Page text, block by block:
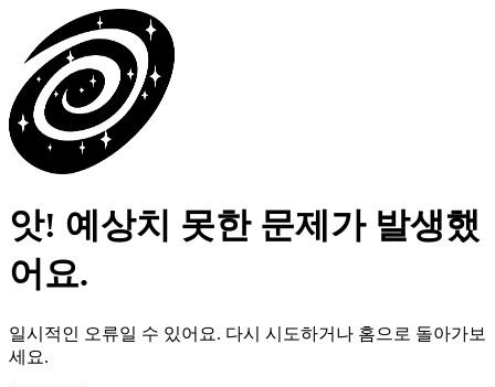
앗! 예상치 못한 문제가 발생했
어요.
일시적인 오류일 수 있어요. 다시 시도하거나 홈으로 돌아가보
세요.